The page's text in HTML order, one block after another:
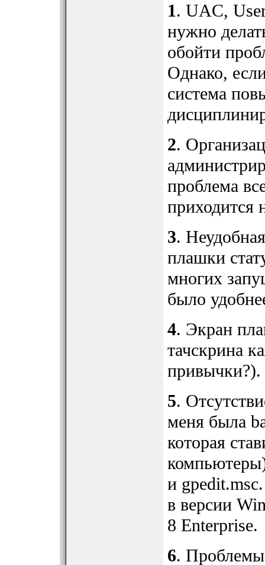
1. UAC,
нужно
обойти
Однако,
система
2.
проблема
приходится
3.
плашки
многих
было
4. Экран
тачскрина
привычки?).
5.
меня была
которая
и
в версии
8 Enterprise.
6.